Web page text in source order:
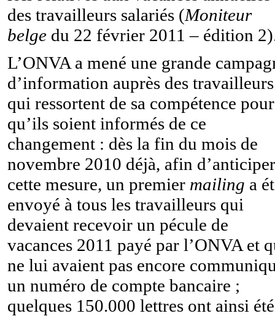
des travailleurs salariés (Moniteur
belge du 22 février 2011 – édition
L’ONVA a mené une grande
d’information auprès des travailleurs
qui ressortent de sa compétence pour
qu’ils soient informés de ce
changement : dès la fin du mois de
novembre 2010 déjà, afin d’anticiper
cette mesure, un premier mailing a
envoyé à tous les travailleurs qui
devaient recevoir un pécule de
vacances 2011 payé par l’ONVA et
ne lui avaient pas encore
un numéro de compte bancaire ;
quelques 150.000 lettres ont ainsi été